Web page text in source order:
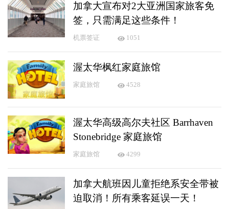
加拿大宣布对2大亚洲国家旅客免
签，只需满足这些条件！
机票签证 1051
渥太华枫红家庭旅馆
家庭旅馆 4528
渥太华高级高尔夫社区 Barrhaven
Stonebridge 家庭旅馆
家庭旅馆 4299
加拿大航班因儿童拒绝系安全带被
迫取消！所有乘客延误一天！